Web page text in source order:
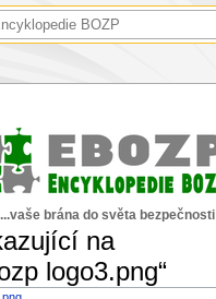
...vaše brána do světa bezpečnosti
na
logo3.png“